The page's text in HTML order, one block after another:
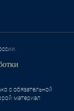
с обязательной
материал